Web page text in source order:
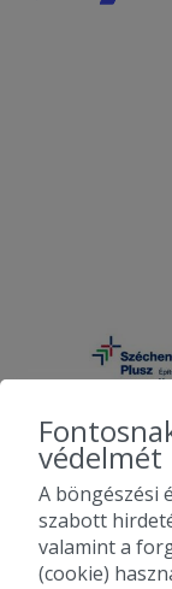
2010-2026
Pizza, gyros,
védelmét
A böngészési
szabott
valamint a
(cookie)